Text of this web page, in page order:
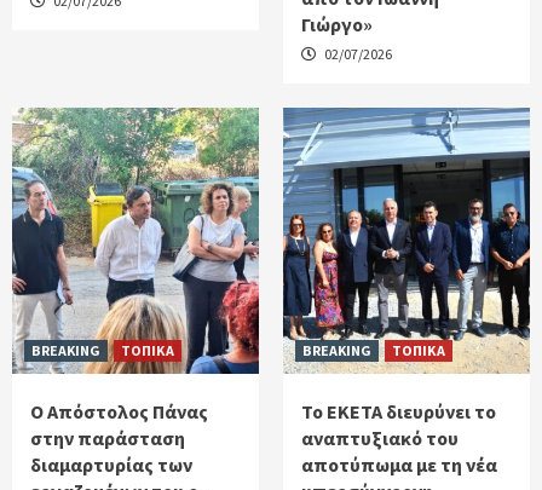
Γιώργο»
02/07/2026
BREAKING ΤΟΠΙΚΑ
Ο Απόστολος Πάνας
στην παράσταση
διαμαρτυρίας των
BREAKING ΤΟΠΙΚΑ
Το ΕΚΕΤΑ διευρύνει το
αναπτυξιακό του
αποτύπωμα με τη νέα